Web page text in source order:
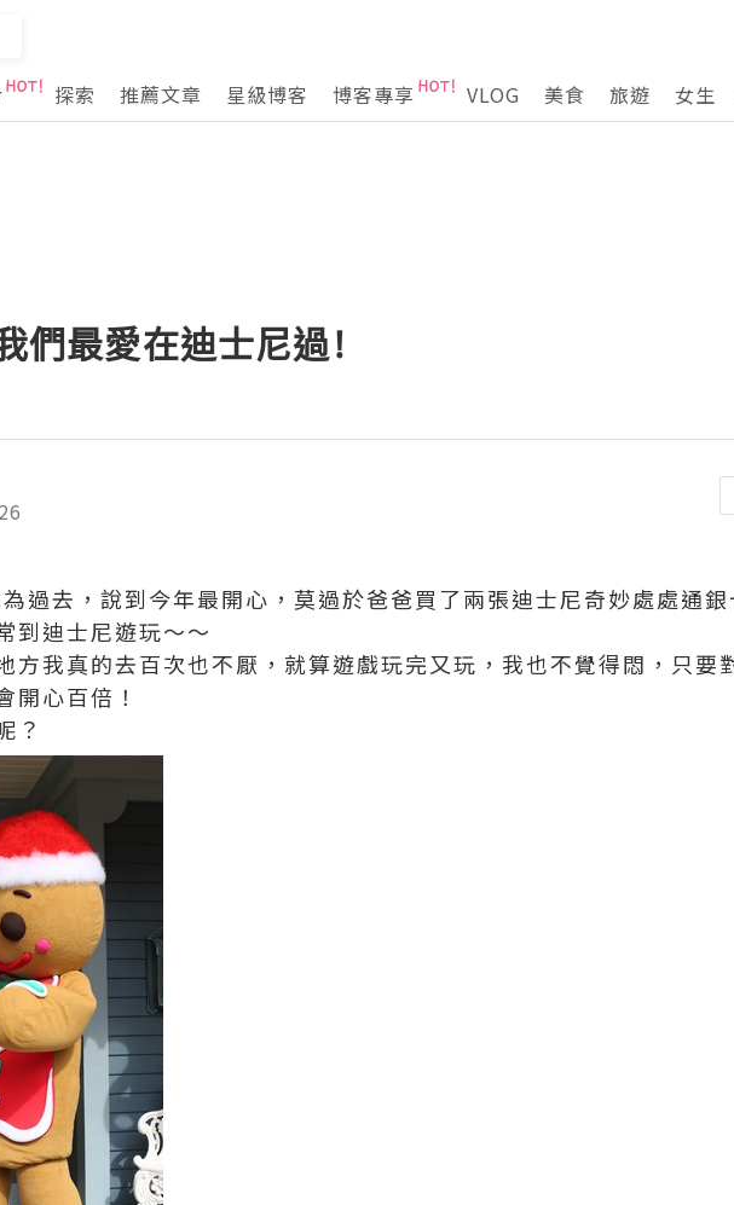
探索 推薦文章 星級博客 博客專享 VLOG 美食 旅遊 女生
們最愛在迪士尼過!
過去，說到今年最開心，莫過於爸爸買了兩張迪士尼奇妙處處通銀
到迪士尼遊玩～～
方我真的去百次也不厭，就算遊戲玩完又玩，我也不覺得悶，只要
開心百倍！
？